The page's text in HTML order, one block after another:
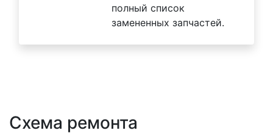
полный список
замененных запчастей.
Схема ремонта